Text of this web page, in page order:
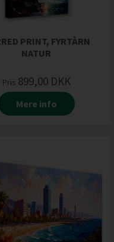
PRINT, FYRTÅRN
NATUR
Pris 899,00 DKK
Mere info